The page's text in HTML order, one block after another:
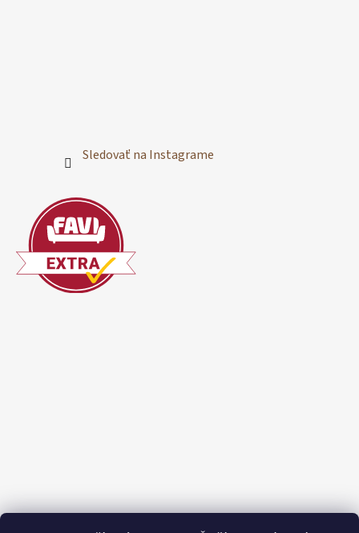
Sledovať na Instagrame